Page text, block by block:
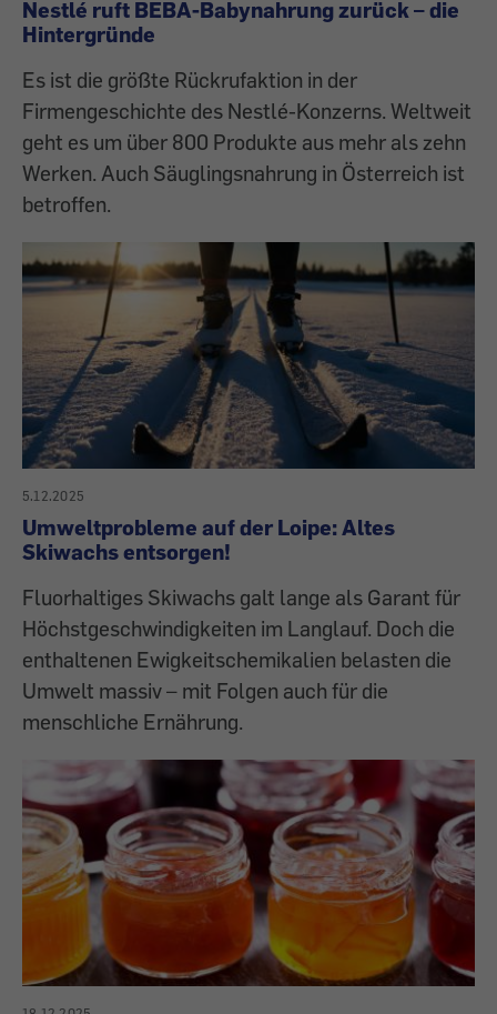
Nestlé ruft BEBA-Babynahrung zurück – die
Hintergründe
Es ist die größte Rückrufaktion in der
Firmengeschichte des Nestlé-Konzerns. Weltweit
geht es um über 800 Produkte aus mehr als zehn
Werken. Auch Säuglingsnahrung in Österreich ist
betroffen.
5.12.2025
Umweltprobleme auf der Loipe: Altes
Skiwachs entsorgen!
Fluorhaltiges Skiwachs galt lange als Garant für
Höchstgeschwindigkeiten im Langlauf. Doch die
enthaltenen Ewigkeitschemikalien belasten die
Umwelt massiv – mit Folgen auch für die
menschliche Ernährung.